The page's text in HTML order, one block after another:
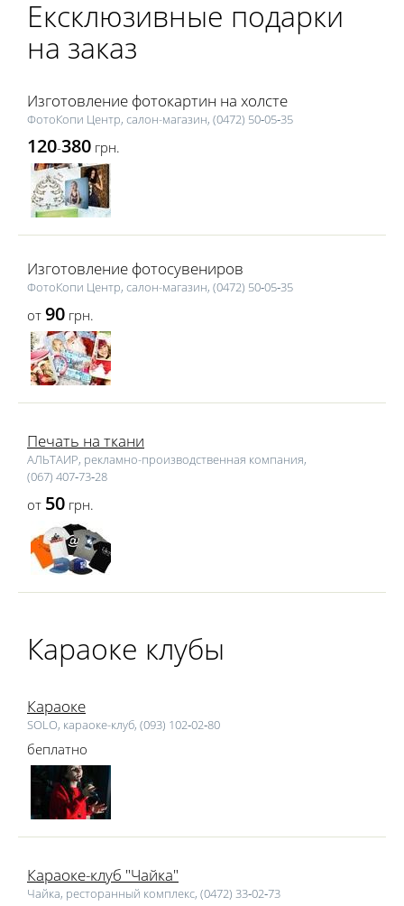
Ексклюзивные подарки
на заказ
Изготовление фотокартин на холсте
ФотоКопи Центр, салон-магазин, (0472) 50‑05‑35
120-380 грн.
Изготовление фотосувениров
ФотоКопи Центр, салон-магазин, (0472) 50‑05‑35
от 90 грн.
Печать на ткани
АЛЬТАИР, рекламно-производственная компания,
(067) 407‑73‑28
от 50 грн.
Караоке клубы
Караоке
SOLO, караоке-клуб, (093) 102‑02‑80
беплатно
Караоке-клуб "Чайка"
Чайка, ресторанный комплекс, (0472) 33‑02‑73